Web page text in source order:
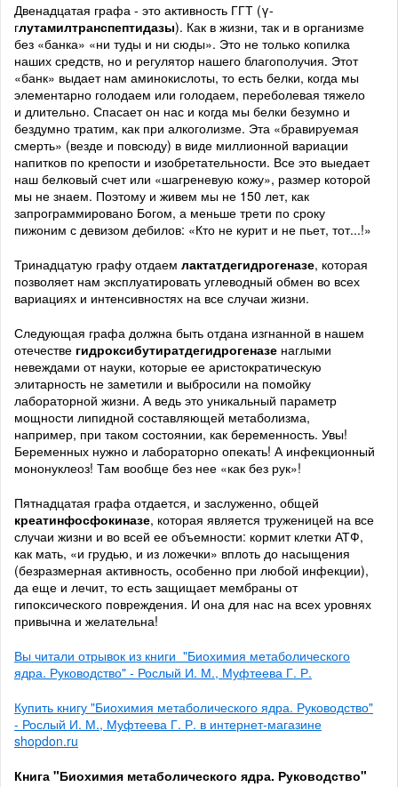
Двенадцатая графа - это активность ГГТ (γ-
глутамилтранспептидазы). Как в жизни, так и в организме
без «банка» «ни туды и ни сюды». Это не только копилка
наших средств, но и регулятор нашего благополучия. Этот
«банк» выдает нам аминокислоты, то есть белки, когда мы
элементарно голодаем или голодаем, переболевая тяжело
и длительно. Спасает он нас и когда мы белки безумно и
бездумно тратим, как при алкоголизме. Эта «бравируемая
смерть» (везде и повсюду) в виде миллионной вариации
напитков по крепости и изобретательности. Все это выедает
наш белковый счет или «шагреневую кожу», размер которой
мы не знаем. Поэтому и живем мы не 150 лет, как
запрограммировано Богом, а меньше трети по сроку
пижоним с девизом дебилов: «Кто не курит и не пьет, тот...!»
Тринадцатую графу отдаем лактатдегидрогеназе, которая
позволяет нам эксплуатировать углеводный обмен во всех
вариациях и интенсивностях на все случаи жизни.
Следующая графа должна быть отдана изгнанной в нашем
отечестве гидроксибутиратдегидрогеназе наглыми
невеждами от науки, которые ее аристократическую
элитарность не заметили и выбросили на помойку
лабораторной жизни. А ведь это уникальный параметр
мощности липидной составляющей метаболизма,
например, при таком состоянии, как беременность. Увы!
Беременных нужно и лабораторно опекать! А инфекционный
мононуклеоз! Там вообще без нее «как без рук»!
Пятнадцатая графа отдается, и заслуженно, общей
креатинфосфокиназе, которая является труженицей на все
случаи жизни и во всей ее объемности: кормит клетки АТФ,
как мать, «и грудью, и из ложечки» вплоть до насыщения
(безразмерная активность, особенно при любой инфекции),
да еще и лечит, то есть защищает мембраны от
гипоксического повреждения. И она для нас на всех уровнях
привычна и желательна!
Вы читали отрывок из книги "Биохимия метаболического
ядра. Руководство" - Рослый И. М., Муфтеева Г. Р.
Купить книгу "Биохимия метаболического ядра. Руководство"
- Рослый И. М., Муфтеева Г. Р. в интернет-магазине
shopdon.ru
Книга "Биохимия метаболического ядра. Руководство"